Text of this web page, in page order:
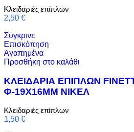
Κλειδαριές επίπλων
2,50 €
Σύγκρινε
Επισκόπηση
Αγαπημένα
Προσθήκη στο καλάθι
ΚΛΕΙΔΑΡΙΑ ΕΠΙΠΛΩΝ
Φ-19Χ16ΜΜ ΝΙΚΕΛ
Κλειδαριές επίπλων
1,50 €